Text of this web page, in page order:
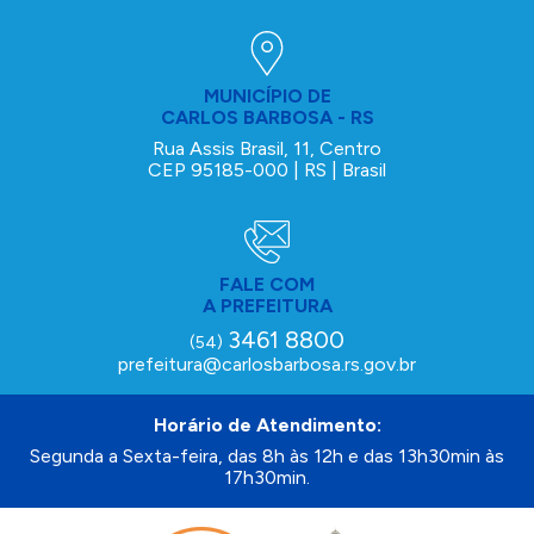
MUNICÍPIO DE
CARLOS BARBOSA - RS
Rua Assis Brasil, 11, Centro
CEP 95185-000 | RS | Brasil
FALE COM
A PREFEITURA
(54) 3461 8800
prefeitura@carlosbarbosa.rs.gov.br
Horário de Atendimento:
Segunda a Sexta-feira, das 8h às 12h e das 13h30min às
17h30min.